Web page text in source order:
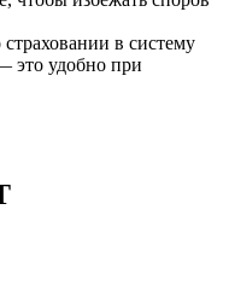
в систему
это удобно при